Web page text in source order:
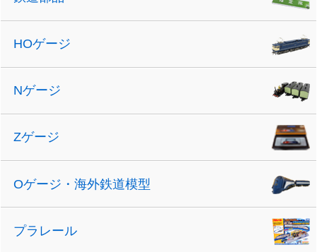
HOゲージ
Nゲージ
Zゲージ
Oゲージ・海外鉄道模型
プラレール